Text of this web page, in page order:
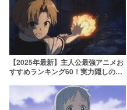
【2025年最新】主人公最強アニメお
すすめランキング60！実力隠しのチ